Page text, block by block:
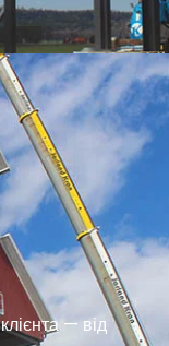
— від